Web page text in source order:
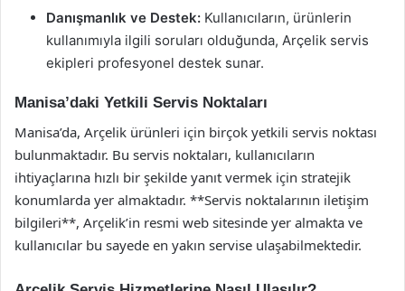
Danışmanlık ve Destek: Kullanıcıların, ürünlerin
kullanımıyla ilgili soruları olduğunda, Arçelik servis
ekipleri profesyonel destek sunar.
Manisa’daki Yetkili Servis Noktaları
Manisa’da, Arçelik ürünleri için birçok yetkili servis noktası
bulunmaktadır. Bu servis noktaları, kullanıcıların
ihtiyaçlarına hızlı bir şekilde yanıt vermek için stratejik
konumlarda yer almaktadır. **Servis noktalarının iletişim
bilgileri**, Arçelik’in resmi web sitesinde yer almakta ve
kullanıcılar bu sayede en yakın servise ulaşabilmektedir.